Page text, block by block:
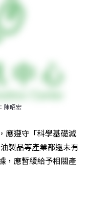
陳昭宏
應遵守「科學基礎減
製品等產業都還未有
，應暫緩給予相關產